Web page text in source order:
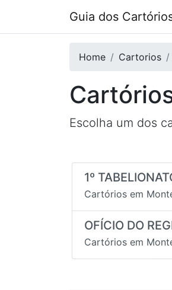
Guia dos
Home Cartorios
Escolha um dos
1º
Cartórios em
OFÍCIO DO
Cartórios em